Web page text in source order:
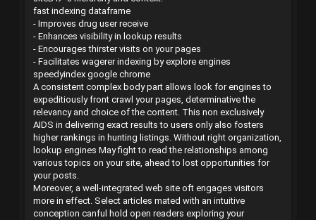
fast indexing dataframe
- Improves drug user receive
- Enhances visibility in lookup results
- Encourages thirster visits on your pages
- Facilitates wagerer indexing by explore engines
speedyindex google chrome
A consistent complex body part allows look for engines to
expeditiously front crawl your pages, determinative the
relevancy and choice of the content. This non exclusively
AIDS in delivering exact results to users only also fosters
higher rankings in hunting listings. Without right organization,
lookup engines May fight to read the relationships among
various topics on your site, ahead to lost opportunities for
your posts.
Moreover, a well-integrated web site oft engages visitors
more in effect. Select articles mated with an intuitive
conception canful hold open readers exploring your